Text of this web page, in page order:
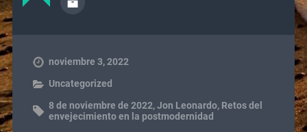
noviembre 3, 2022
Uncategorized
8 de noviembre de 2022,Jon Leonardo, Retos del
envejecimiento en la postmodernidad